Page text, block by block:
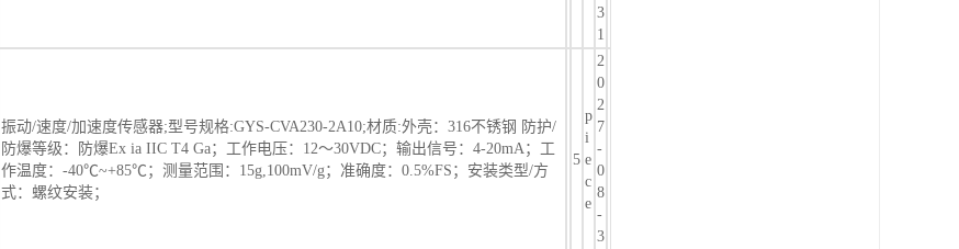
3
1
振动/速度/加速度传感器;型号规格:GYS-CVA230-2A10;材质:外壳：316不锈钢 防护/
防爆等级：防爆Ex ia IIC T4 Ga；工作电压：12～30VDC；输出信号：4-20mA；工
作温度：-40℃~+85℃；测量范围：15g,100mV/g；准确度：0.5%FS；安装类型/方
式：螺纹安装；
5
p
i
e
c
e
2
0
2
7
-
0
8
-
3